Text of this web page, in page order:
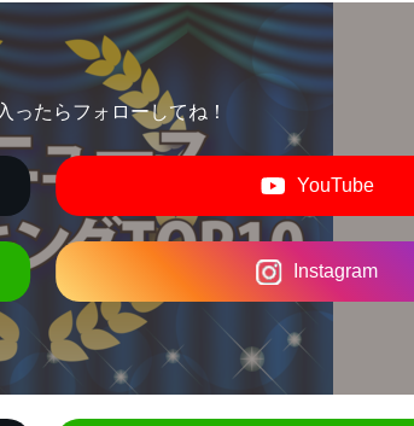
ったらフォローしてね！
YouTube
Instagram